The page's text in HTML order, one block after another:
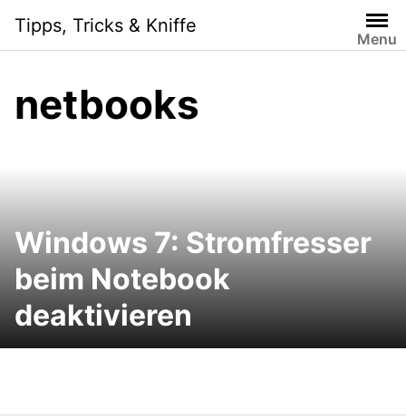
content
Tipps, Tricks & Kniffe
Menu
netbooks
Windows 7: Stromfresser
beim Notebook
deaktivieren